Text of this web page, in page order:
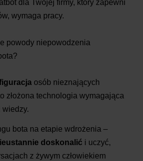
dla Twojej firmy, który zapewni
wymaga pracy.
powody niepowodzenia
osób nieznających
złożona technologia wymagająca
wiedzy.
bota na etapie wdrożenia –
doskonalić i uczyć,
z żywym człowiekiem